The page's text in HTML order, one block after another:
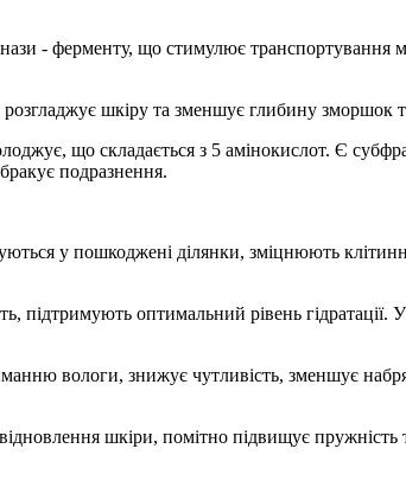
- ферменту, що стимулює
шкіру та зменшує глибину зморшок
що складається з 5 амінокислот. Є
подразнення.
у пошкоджені ділянки, зміцнюють
підтримують оптимальний рівень
вологи, знижує чутливість, зменшує
шкіри, помітно підвищує